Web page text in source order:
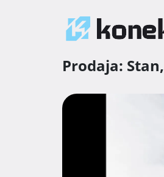
Prodaja: Stan,